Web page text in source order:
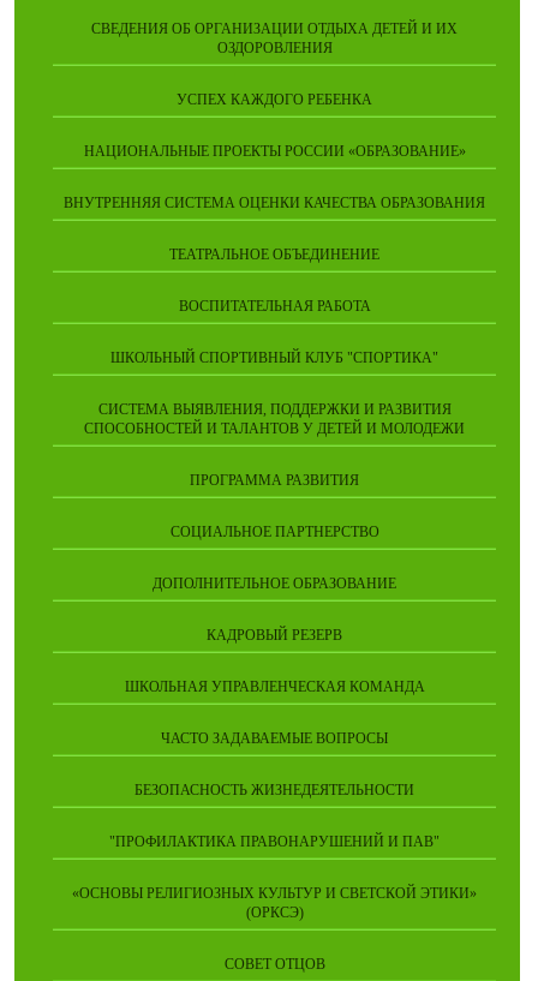
СВЕДЕНИЯ ОБ ОРГАНИЗАЦИИ ОТДЫХА ДЕТЕЙ И ИХ
ОЗДОРОВЛЕНИЯ
УСПЕХ КАЖДОГО РЕБЕНКА
НАЦИОНАЛЬНЫЕ ПРОЕКТЫ РОССИИ «ОБРАЗОВАНИЕ»
ВНУТРЕННЯЯ СИСТЕМА ОЦЕНКИ КАЧЕСТВА ОБРАЗОВАНИЯ
ТЕАТРАЛЬНОЕ ОБЪЕДИНЕНИЕ
ВОСПИТАТЕЛЬНАЯ РАБОТА
ШКОЛЬНЫЙ СПОРТИВНЫЙ КЛУБ "СПОРТИКА"
СИСТЕМА ВЫЯВЛЕНИЯ, ПОДДЕРЖКИ И РАЗВИТИЯ
СПОСОБНОСТЕЙ И ТАЛАНТОВ У ДЕТЕЙ И МОЛОДЕЖИ
ПРОГРАММА РАЗВИТИЯ
СОЦИАЛЬНОЕ ПАРТНЕРСТВО
ДОПОЛНИТЕЛЬНОЕ ОБРАЗОВАНИЕ
КАДРОВЫЙ РЕЗЕРВ
ШКОЛЬНАЯ УПРАВЛЕНЧЕСКАЯ КОМАНДА
ЧАСТО ЗАДАВАЕМЫЕ ВОПРОСЫ
БЕЗОПАСНОСТЬ ЖИЗНЕДЕЯТЕЛЬНОСТИ
"ПРОФИЛАКТИКА ПРАВОНАРУШЕНИЙ И ПАВ"
«ОСНОВЫ РЕЛИГИОЗНЫХ КУЛЬТУР И СВЕТСКОЙ ЭТИКИ»
(ОРКСЭ)
СОВЕТ ОТЦОВ